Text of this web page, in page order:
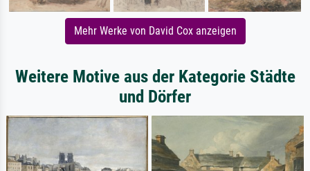
Mehr Werke von David Cox anzeigen
Weitere Motive aus der Kategorie Städte
und Dörfer